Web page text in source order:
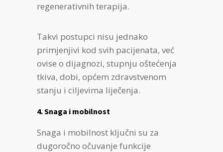
regenerativnih terapija.
Takvi postupci nisu jednako
primjenjivi kod svih pacijenata, već
ovise o dijagnozi, stupnju oštećenja
tkiva, dobi, općem zdravstvenom
stanju i ciljevima liječenja.
4. Snaga i mobilnost
Snaga i mobilnost ključni su za
dugoročno očuvanje funkcije